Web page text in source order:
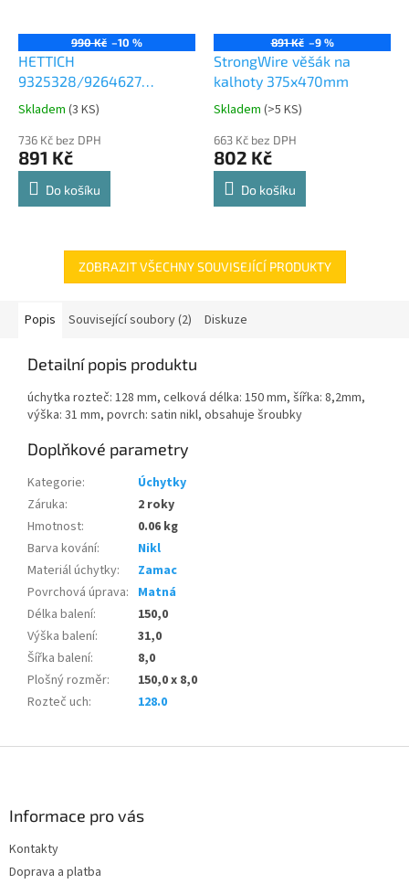
990 Kč –10 %
HETTICH
9325328/9264627
Comfort Spin 360° otočná
police 8kg
Průměrné
produktu
je
4,8
Skladem (3 KS)
736 Kč bez DPH
891 Kč
Do košíku
891 Kč –9 %
StrongWire věšák na
kalhoty 375x470mm
Průměrné
produktu
je
4,8
Skladem (>5 KS)
663 Kč bez DPH
802 Kč
Do košíku
ZOBRAZIT VŠECHNY SOUVISEJÍCÍ PRODUKTY
Popis Související soubory (2) Diskuze
Detailní popis produktu
úchytka rozteč: 128 mm, celková délka: 150 mm, šířka: 8,2mm,
výška: 31 mm, povrch: satin nikl, obsahuje šroubky
Doplňkové parametry
Kategorie:
Úchytky
Záruka:
2 roky
Hmotnost:
0.06 kg
Barva kování:
Nikl
Materiál úchytky:
Zamac
Povrchová úprava: Matná
Délka balení:
150,0
Výška balení:
31,0
Šířka balení:
8,0
Plošný rozměr:
150,0 x 8,0
Rozteč uch: 128.0
Informace pro vás
Kontakty
Doprava a platba